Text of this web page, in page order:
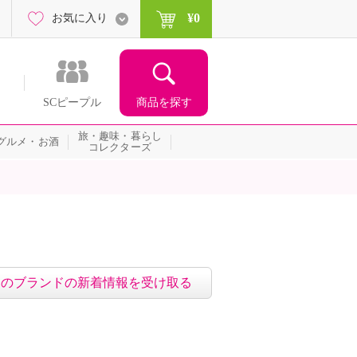
SCピープル 商品を探す
お気に入り ¥0
ルメ・お酒
旅・趣味・暮らし
コレクターズ
ブランドの新着情報を受け取る